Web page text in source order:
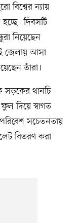
বিশ্বের ন্যায়
দিবসটি
নিয়েছেন
জেলায় আসা
তাঁরা।
সড়কের থানচি
দিয়ে স্বাগত
পরিবেশ সচেতনতায়
বিতরণ করা